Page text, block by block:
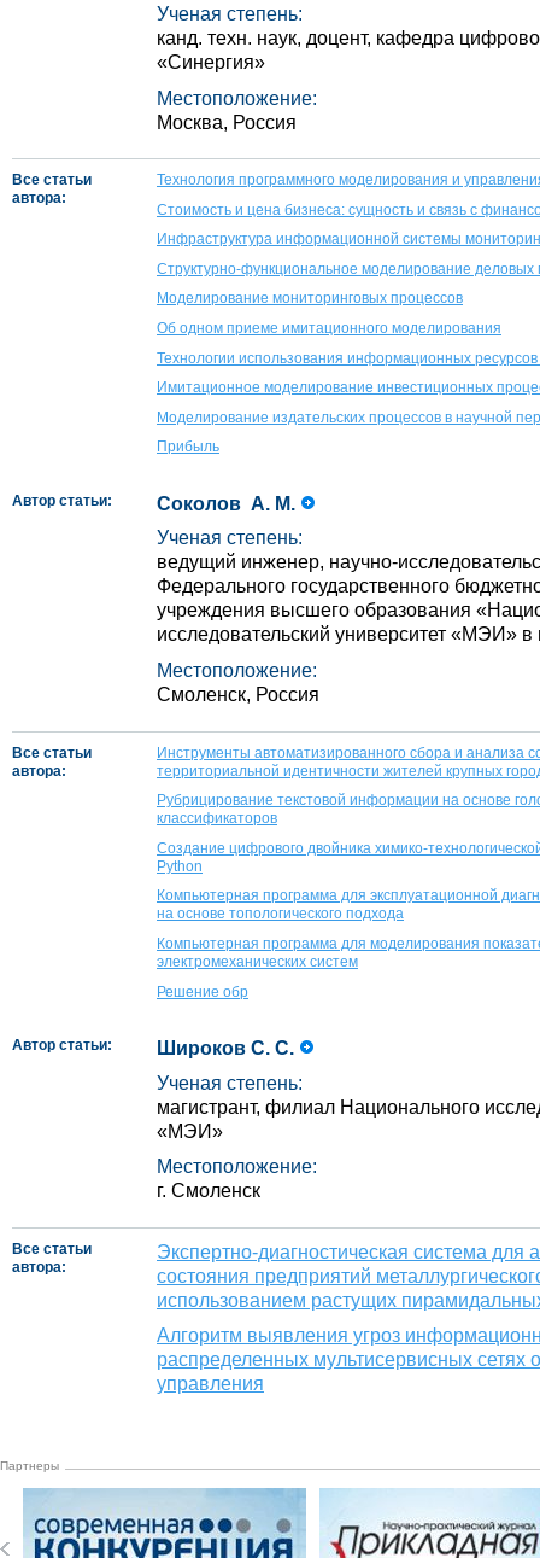
Ученая степень:
канд. техн. наук, доцент, кафедра
«Синергия»
Местоположение:
Москва, Россия
Все статьи
автора:
Технология программного моделирования и
Стоимость и цена бизнеса: сущность и связь с
Инфраструктура информационной системы
Структурно-функциональное моделирование деловых
Моделирование мониторинговых процессов
Об одном приеме имитационного моделирования
Технологии использования информационных
Имитационное моделирование инвестиционных
Моделирование издательских процессов в научной
Прибыль
Автор статьи:
Соколов А. М.
Ученая степень:
ведущий инженер, научно-
Федерального государственного
учреждения высшего образования
исследовательский университет «МЭИ» в
Местоположение:
Смоленск, Россия
Все статьи
автора:
Инструменты автоматизированного сбора и анализа
территориальной идентичности жителей крупных
Рубрицирование текстовой информации на основе
классификаторов
Создание цифрового двойника химико-
Python
Компьютерная программа для эксплуатационной
на основе топологического подхода
Компьютерная программа для моделирования
электромеханических систем
Решение обр
Автор статьи:
Широков С. С.
Ученая степень:
магистрант, филиал Национального
«МЭИ»
Местоположение:
г. Смоленск
Все статьи
автора:
Экспертно-диагностическая система для
состояния предприятий
использованием растущих
Алгоритм выявления угроз
распределенных мультисервисных сетях
управления
Партнеры